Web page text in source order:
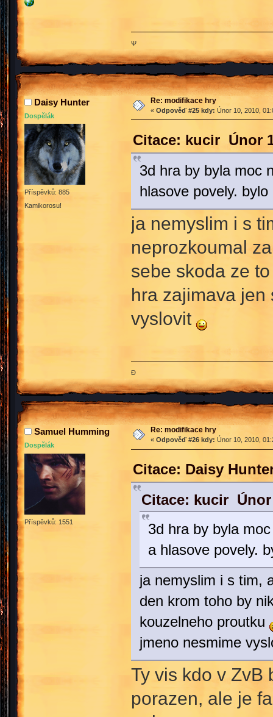
Ψ
Daisy Hunter
Dospělák
Příspěvků: 885
Kamikorosu!
Re: modifikace hry
« Odpověď #25 kdy: Únor 10, 2010,
Citace: kucir Únor
3d hra by byla moc
hlasove povely.
ja nemyslim i s
neprozkoumal
sebe skoda ze
hra zajimava
vyslovit
Đ
Samuel Humming
Dospělák
Příspěvků: 1551
Re: modifikace hry
« Odpověď #26 kdy: Únor 10, 2010,
Citace: Daisy
Citace: kucir Únor
3d hra by byla
a hlasove povely.
ja nemyslim i s tim,
den krom toho by
kouzelneho proutku
jmeno nesmime
Ty vis kdo v ZvB
porazen, ale je